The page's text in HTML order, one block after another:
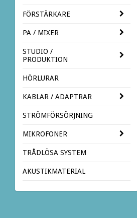
FÖRSTÄRKARE
PA / MIXER
STUDIO /
PRODUKTION
HÖRLURAR
KABLAR / ADAPTRAR
STRÖMFÖRSÖRJNING
MIKROFONER
TRÅDLÖSA SYSTEM
AKUSTIKMATERIAL